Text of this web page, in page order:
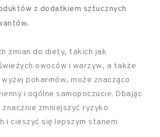
z dodatkiem sztucznych
zmian do diety, takich jak
owoców i warzyw, a także
pokarmów, może znacząco
i ogólne samopoczucie. Dbając
zmniejszyć ryzyko
i cieszyć się lepszym stanem